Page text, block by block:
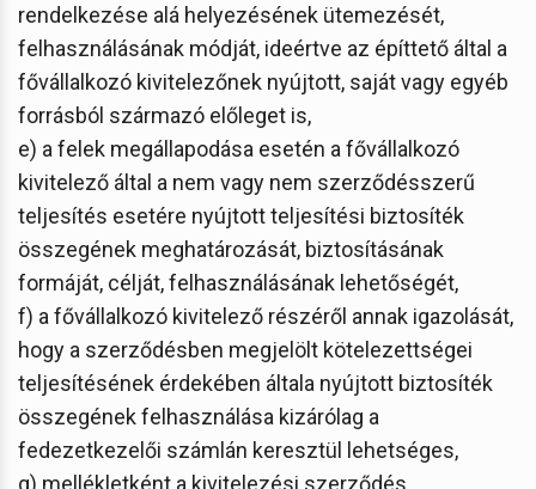
rendelkezése alá helyezésének ütemezését,
felhasználásának módját, ideértve az építtető által a
fővállalkozó kivitelezőnek nyújtott, saját vagy egyéb
forrásból származó előleget is,
e) a felek megállapodása esetén a fővállalkozó
kivitelező által a nem vagy nem szerződésszerű
teljesítés esetére nyújtott teljesítési biztosíték
összegének meghatározását, biztosításának
formáját, célját, felhasználásának lehetőségét,
f) a fővállalkozó kivitelező részéről annak igazolását,
hogy a szerződésben megjelölt kötelezettségei
teljesítésének érdekében általa nyújtott biztosíték
összegének felhasználása kizárólag a
fedezetkezelői számlán keresztül lehetséges,
g) mellékletként a kivitelezési szerződés